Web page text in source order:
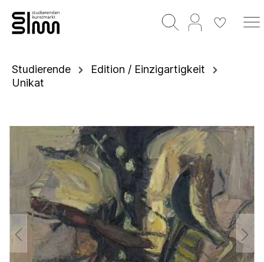
Studierende
Edition / Einzigartigkeit
Unikat